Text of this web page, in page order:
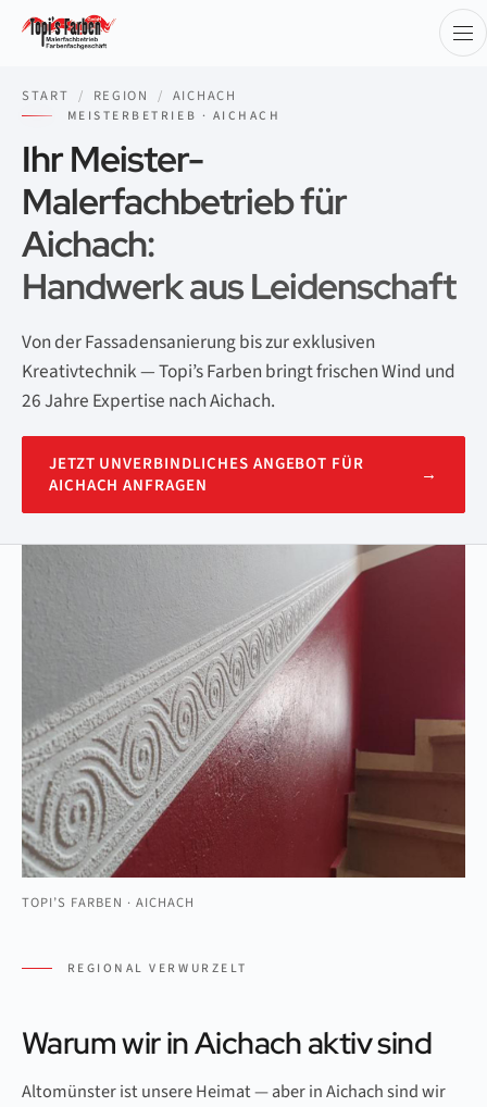
START / REGION / AICHACH
MEISTERBETRIEB · AICHACH
Ihr Meister-
Malerfachbetrieb für
Aichach:
Handwerk aus Leidenschaft
Von der Fassadensanierung bis zur exklusiven
Kreativtechnik — Topi’s Farben bringt frischen Wind und
26 Jahre Expertise nach Aichach.
JETZT UNVERBINDLICHES ANGEBOT FÜR
AICHACH ANFRAGEN
→
TOPI’S FARBEN · AICHACH
REGIONAL VERWURZELT
Warum wir in Aichach aktiv sind
Altomünster ist unsere Heimat — aber in Aichach sind wir